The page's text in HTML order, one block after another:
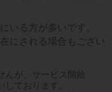
いる方が多いです。
にされる場合もござい
んが、サービス開始
ております。